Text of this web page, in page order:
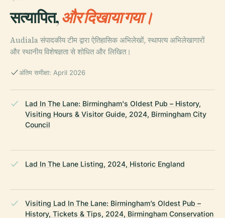
सत्यापित,और दिखाया गया।
Audiala संपादकीय टीम द्वारा ऐतिहासिक अभिलेखों, स्थापत्य अभिलेखागारों
और स्थानीय विशेषज्ञता से शोधित और लिखित।
अंतिम समीक्षा: April 2026
Lad In The Lane: Birmingham's Oldest Pub – History,
Visiting Hours & Visitor Guide, 2024, Birmingham City
Council
Lad In The Lane Listing, 2024, Historic England
Visiting Lad In The Lane: Birmingham’s Oldest Pub –
History, Tickets & Tips, 2024, Birmingham Conservation